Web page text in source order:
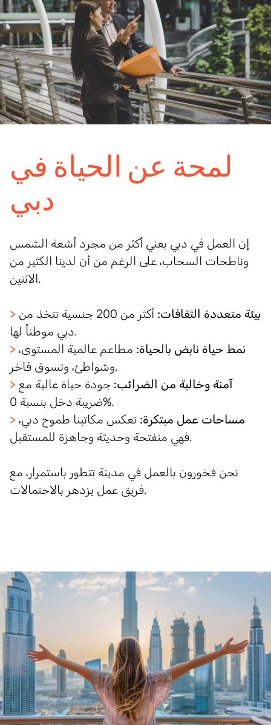
لمحة عن الحياة في
دبي
إن العمل في دبي يعني أكثر من مجرد أشعة الشمس
وناطحات السحاب، على الرغم من أن لدينا الكثير من
الاثنين.
> بيئة متعددة الثقافات:
أكثر من 200 جنسية تتخذ من
دبي موطناً لها.
>
نمط حياة نابض بالحياة: مطاعم عالمية المستوى،
وشواطئ، وتسوق فاخر.
>
آمنة وخالية من الضرائب: جودة حياة عالية مع
ضريبة دخل بنسبة 0%.
>
مساحات عمل مبتكرة: تعكس مكاتبنا طموح دبي،
فهي منفتحة وحديثة وجاهزة للمستقبل.
نحن فخورون بالعمل في مدينة تتطور باستمرار، مع
فريق عمل يزدهر بالاحتمالات.